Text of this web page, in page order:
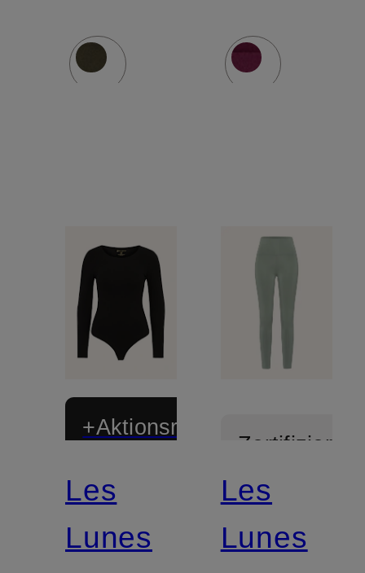
+Aktionsrabatt
Les
Lunes
Zertifiziert
Les
Lunes